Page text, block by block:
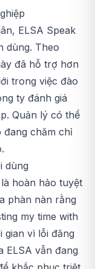
ELSA Speak
dùng. Theo
đã hỗ trợ hơn
trong việc đào
ty đánh giá
Quản lý có thể
đang chăm chỉ
dùng
hoàn hảo tuyệt
phàn nàn rằng
my time with
gian vì lỗi đăng
ELSA vẫn đang